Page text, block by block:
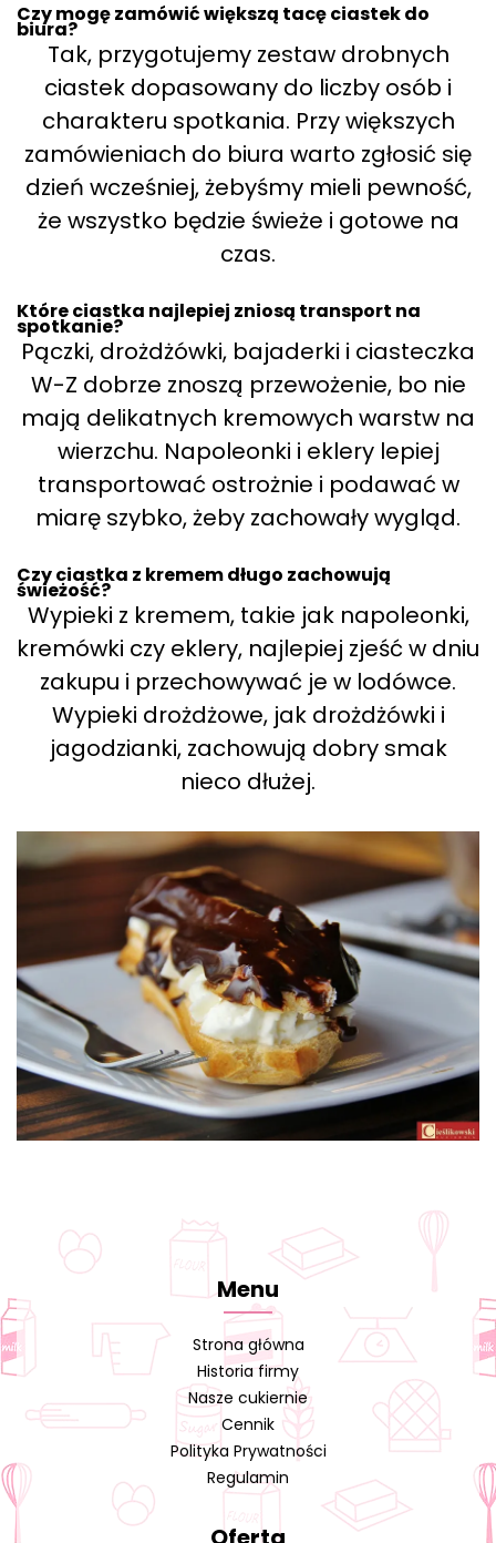
Czy mogę zamówić większą tacę ciastek do
biura?
Tak, przygotujemy zestaw drobnych
ciastek dopasowany do liczby osób i
charakteru spotkania. Przy większych
zamówieniach do biura warto zgłosić się
dzień wcześniej, żebyśmy mieli pewność,
że wszystko będzie świeże i gotowe na
czas.
Które ciastka najlepiej zniosą transport na
spotkanie?
Pączki, drożdżówki, bajaderki i ciasteczka
W-Z dobrze znoszą przewożenie, bo nie
mają delikatnych kremowych warstw na
wierzchu. Napoleonki i eklery lepiej
transportować ostrożnie i podawać w
miarę szybko, żeby zachowały wygląd.
Czy ciastka z kremem długo zachowują
świeżość?
Wypieki z kremem, takie jak napoleonki,
kremówki czy eklery, najlepiej zjeść w dniu
zakupu i przechowywać je w lodówce.
Wypieki drożdżowe, jak drożdżówki i
jagodzianki, zachowują dobry smak
nieco dłużej.
Menu
Strona główna
Historia firmy
Nasze cukiernie
Cennik
Polityka Prywatności
Regulamin